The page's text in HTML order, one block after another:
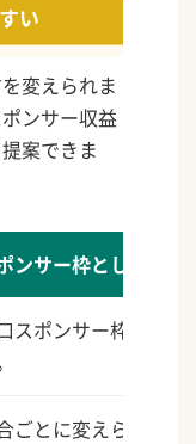
い
変えられま
ンサー収益
案できま
ンサー枠としての活
スポンサー枠。来
ごとに変えられる小